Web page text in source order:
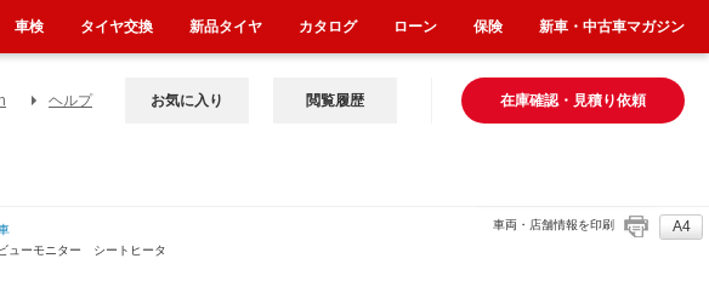
ヘルプ 在庫確認・見積り依頼
お気に入り 閲覧履歴
ューモニター シートヒータ
車両・店舗情報を印刷 A4
車検 タイヤ交換 新品タイヤ カタログ ローン 保険 新車・中古車マガジン